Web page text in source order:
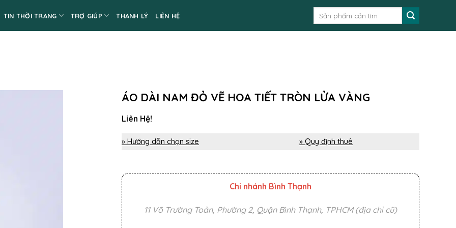
TIN THỜI TRANG TRỢ GIÚP THANH LÝ LIÊN HỆ
ÁO DÀI NAM ĐỎ VẼ HOA TIẾT TRÒN LỬA VÀNG
Liên Hệ!
» Hướng dẫn chọn size » Quy định thuê
Chi nhánh Bình Thạnh
11 Võ Trường Toản, Phường 2, Quận Bình Thạnh, TPHCM (địa chỉ cũ)